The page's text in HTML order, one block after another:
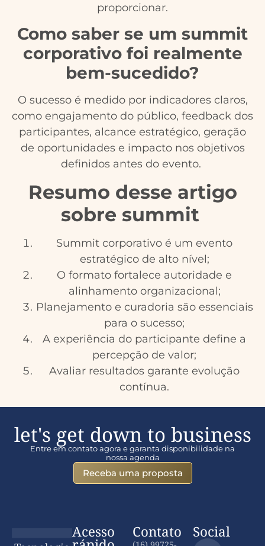
proporcionar.
Como saber se um summit
corporativo foi realmente
bem-sucedido?
O sucesso é medido por indicadores claros,
como engajamento do público, feedback dos
participantes, alcance estratégico, geração
de oportunidades e impacto nos objetivos
definidos antes do evento.
Resumo desse artigo
sobre summit
Summit corporativo é um evento
estratégico de alto nível;
O formato fortalece autoridade e
alinhamento organizacional;
Planejamento e curadoria são essenciais
para o sucesso;
A experiência do participante define a
percepção de valor;
Avaliar resultados garante evolução
contínua.
let's get down to business
Entre em contato agora e garanta disponibilidade na
nossa agenda
Receba uma proposta
Acesso Contato Social